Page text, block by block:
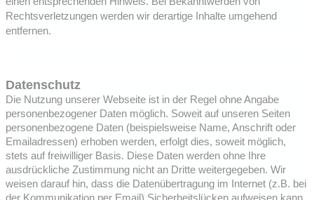
Rechtsverletzungen werden wir derartige Inhalte umgehend
entfernen.
Datenschutz
Die Nutzung unserer Webseite ist in der Regel ohne Angabe
personenbezogener Daten möglich. Soweit auf unseren Seiten
personenbezogene Daten (beispielsweise Name, Anschrift oder
Emailadressen) erhoben werden, erfolgt dies, soweit möglich,
stets auf freiwilliger Basis. Diese Daten werden ohne Ihre
ausdrückliche Zustimmung nicht an Dritte weitergegeben. Wir
weisen darauf hin, dass die Datenübertragung im Internet (z.B. bei
der Kommunikation per Email) Sicherheitslücken aufweisen kann.